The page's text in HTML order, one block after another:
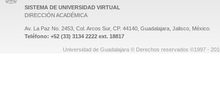
SISTEMA DE UNIVERSIDAD VIRTUAL
DIRECCIÓN ACADÉMICA
Av. La Paz No. 2453, Col. Arcos Sur, CP. 44140, Guadalajara, Jalisco, México.
Teléfono: +52 (33) 3134 2222 ext. 18817
Universidad de Guadalajara © Derechos reservados ©1997 -